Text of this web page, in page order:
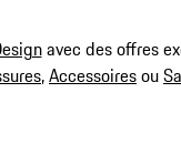
avec des offres
,Accessoiresou